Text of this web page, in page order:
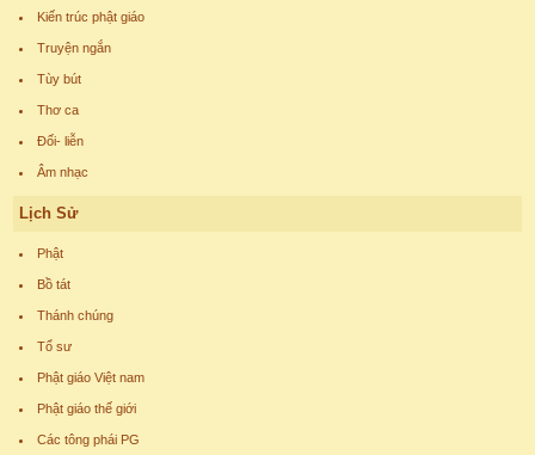
Kiến trúc phật giáo
Truyện ngắn
Tùy bút
Thơ ca
Đối- liễn
Âm nhạc
Lịch Sử
Phật
Bồ tát
Thánh chúng
Tổ sư
Phật giáo Việt nam
Phật giáo thế giới
Các tông phái PG